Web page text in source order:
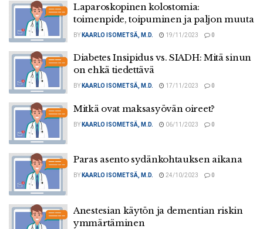
Laparoskopinen kolostomia:
toimenpide, toipuminen ja paljon muuta
BY KAARLO ISOMETSÄ, M.D. 19/11/2023 0
Diabetes Insipidus vs. SIADH: Mitä sinun
on ehkä tiedettävä
BY KAARLO ISOMETSÄ, M.D. 17/11/2023 0
Mitkä ovat maksasyövän oireet?
BY KAARLO ISOMETSÄ, M.D. 06/11/2023 0
Paras asento sydänkohtauksen aikana
BY KAARLO ISOMETSÄ, M.D. 24/10/2023 0
Anestesian käytön ja dementian riskin
ymmärtäminen